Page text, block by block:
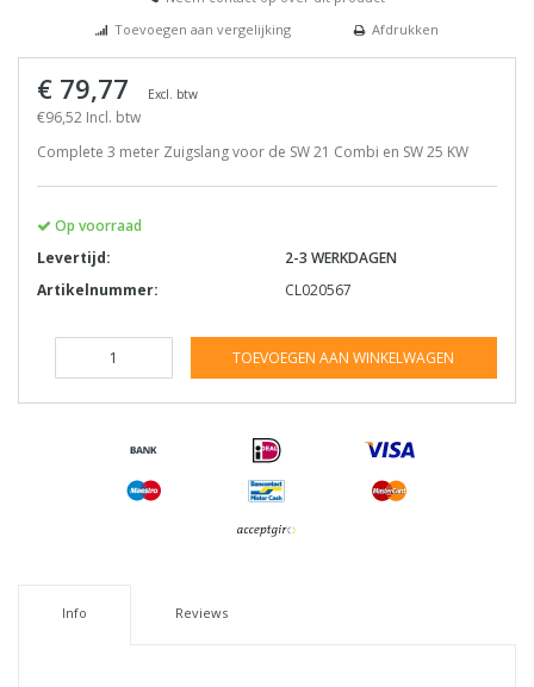
Toevoegen aan vergelijking
Afdrukken
€ 79,77 Excl. btw
€96,52 Incl. btw
Complete 3 meter Zuigslang voor de SW 21 Combi en SW 25 KW
Op voorraad
Levertijd:
2-3 WERKDAGEN
Artikelnummer:
CL020567
TOEVOEGEN AAN WINKELWAGEN
Info Reviews